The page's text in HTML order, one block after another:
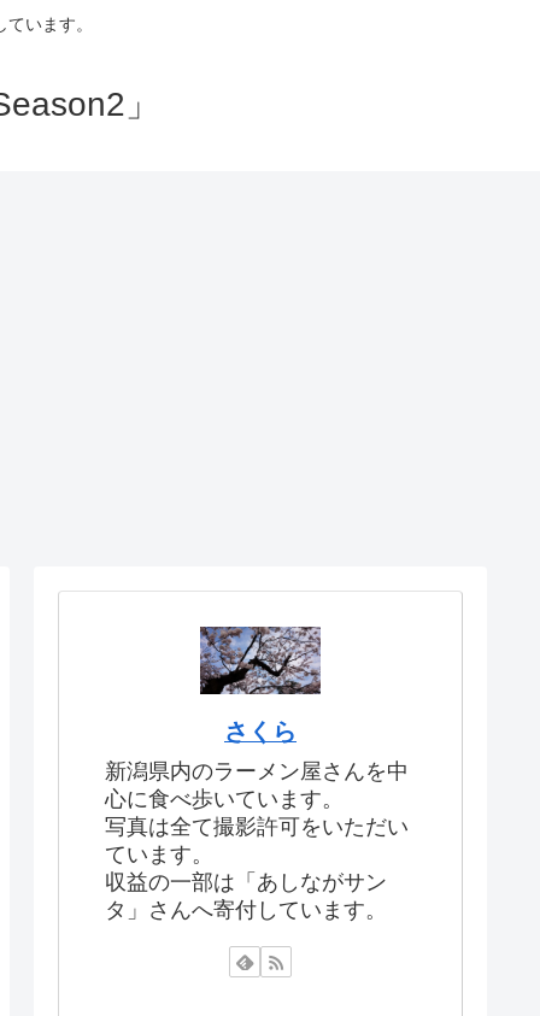
います。
」
さくら
新潟県内のラーメン屋さんを中
心に食べ歩いています。
写真は全て撮影許可をいただい
ています。
収益の一部は「あしながサン
タ」さんへ寄付しています。